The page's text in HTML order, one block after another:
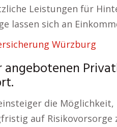
Leistungen für
lassen sich an
Würzburg
angebotenen
die
auf Risikovorsorge